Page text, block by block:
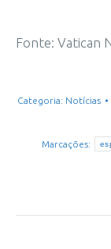
Fonte: Vatican
Categoria: Notícias
Marcações: